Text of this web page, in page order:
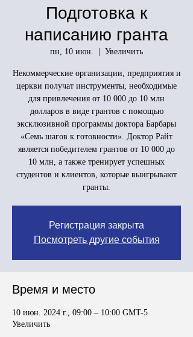
Подготовка к
написанию гранта
пн, 10 июн.
  |
Увеличить
Некоммерческие организации, предприятия и
церкви получат инструменты, необходимые
для привлечения от 10 000 до 10 млн
долларов в виде грантов с помощью
эксклюзивной программы доктора Барбары
«Семь шагов к готовности». Доктор Райт
является победителем грантов от 10 000 до
10 млн, а также тренирует успешных
студентов и клиентов, которые выигрывают
гранты.
Регистрация закрыта
Посмотреть другие события
Время и место
10 июн. 2024 г., 09:00 – 10:00 GMT-5
Увеличить